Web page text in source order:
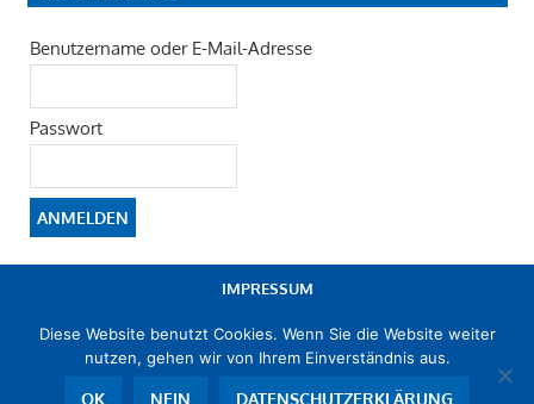
Benutzername oder E-Mail-Adresse
Passwort
IMPRESSUM
DATENSCHUTZERKLÄRUNG
Diese Website benutzt Cookies. Wenn Sie die Website weiter
nutzen, gehen wir von Ihrem Einverständnis aus.
OK NEIN DATENSCHUTZERKLÄRUNG